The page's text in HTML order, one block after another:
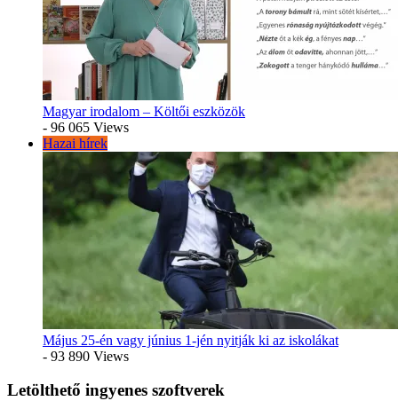
Magyar irodalom – Költői eszközök
- 96 065 Views
Hazai hírek
Május 25-én vagy június 1-jén nyitják ki az iskolákat
- 93 890 Views
Letölthető ingyenes szoftverek